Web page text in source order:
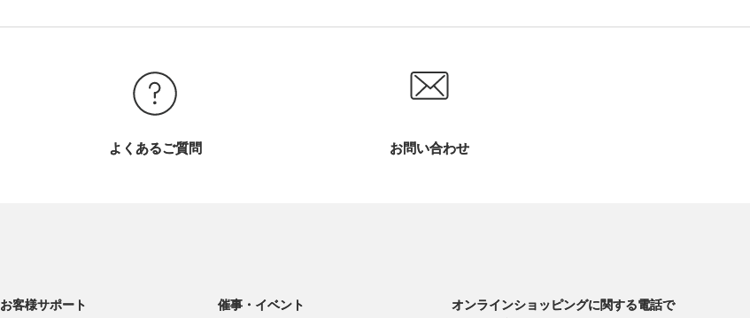
よくあるご質問 お問い合わせ
お客様サポート 催事・イベント
オンラインショッピングに関する電話で